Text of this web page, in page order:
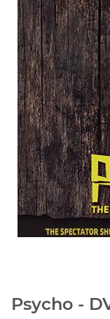
Psycho -